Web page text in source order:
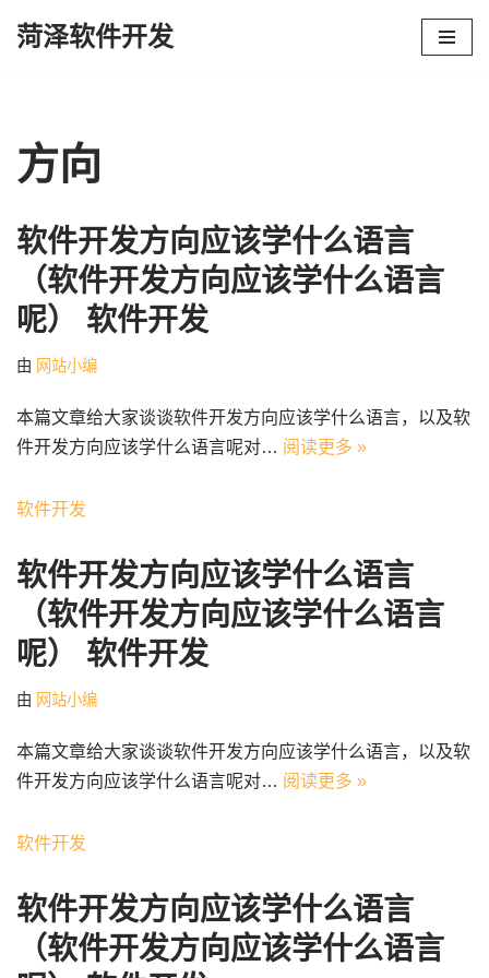
文
菏泽软件开发
方向
软件开发方向应该学什么语言
（软件开发方向应该学什么语言
呢） 软件开发
由 网站小编
本篇文章给大家谈谈软件开发方向应该学什么语言，以及软
件开发方向应该学什么语言呢对… 阅读更多 »
软件开发
软件开发方向应该学什么语言
（软件开发方向应该学什么语言
呢） 软件开发
由 网站小编
本篇文章给大家谈谈软件开发方向应该学什么语言，以及软
件开发方向应该学什么语言呢对… 阅读更多 »
软件开发
软件开发方向应该学什么语言
（软件开发方向应该学什么语言